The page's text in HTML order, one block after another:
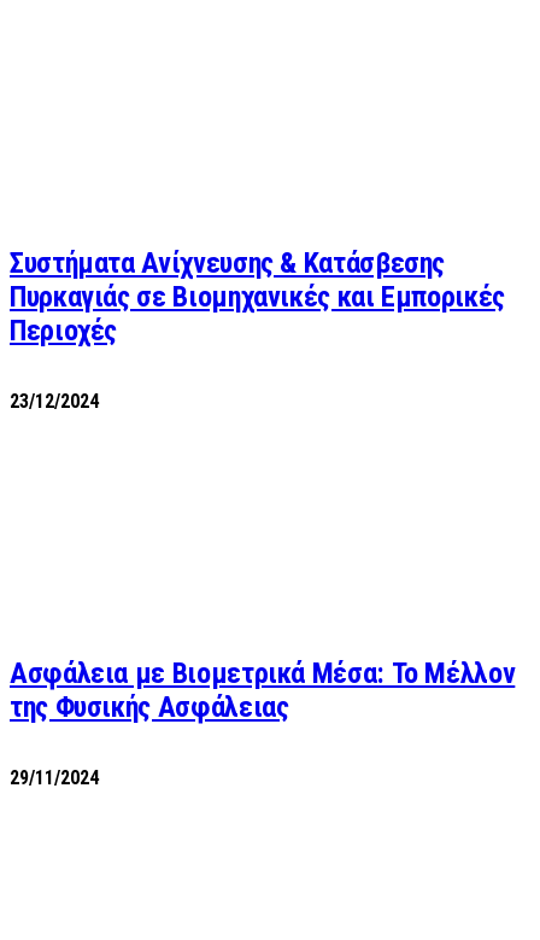
Συστήματα Ανίχνευσης & Κατάσβεσης
Πυρκαγιάς σε Βιομηχανικές και Εμπορικές
Περιοχές
23/12/2024
Ασφάλεια με Βιομετρικά Μέσα: Το Μέλλον
της Φυσικής Ασφάλειας
29/11/2024